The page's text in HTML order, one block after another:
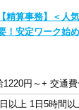
【精算事務】＜人
！安定ワーク始
1220円～+ 交通
以上 1日5時間以